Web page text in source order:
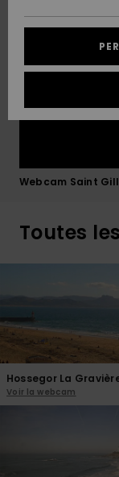
AIDE &
CONTACT
COLLECTION
CARTE
LISTE DE
Webcam Saint
Toutes
Hossegor La
Voir la webcam